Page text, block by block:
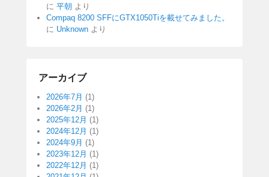
に 平朝 より
Compaq 8200 SFFにGTX1050Tiを載せてみました。
に Unknown より
アーカイブ
2026年7月 (1)
2026年2月 (1)
2025年12月 (1)
2024年12月 (1)
2024年9月 (1)
2023年12月 (1)
2022年12月 (1)